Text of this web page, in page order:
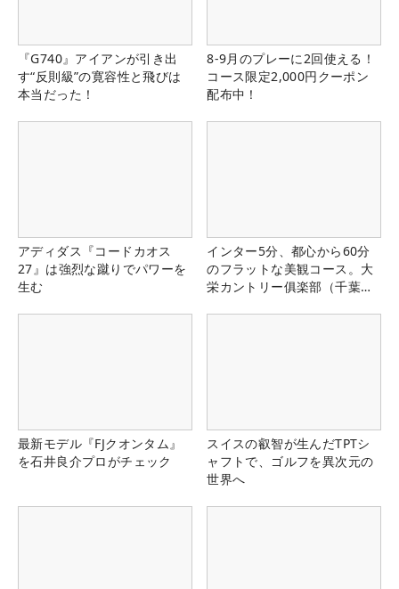
『G740』アイアンが引き出
す“反則級”の寛容性と飛びは
本当だった！
8-9月のプレーに2回使える！
コース限定2,000円クーポン
配布中！
アディダス『コードカオス
27』は強烈な蹴りでパワーを
生む
インター5分、都心から60分
のフラットな美観コース。大
栄カントリー俱楽部（千葉
最新モデル『FJクオンタム』
を石井良介プロがチェック
スイスの叡智が生んだTPTシ
ャフトで、ゴルフを異次元の
世界へ